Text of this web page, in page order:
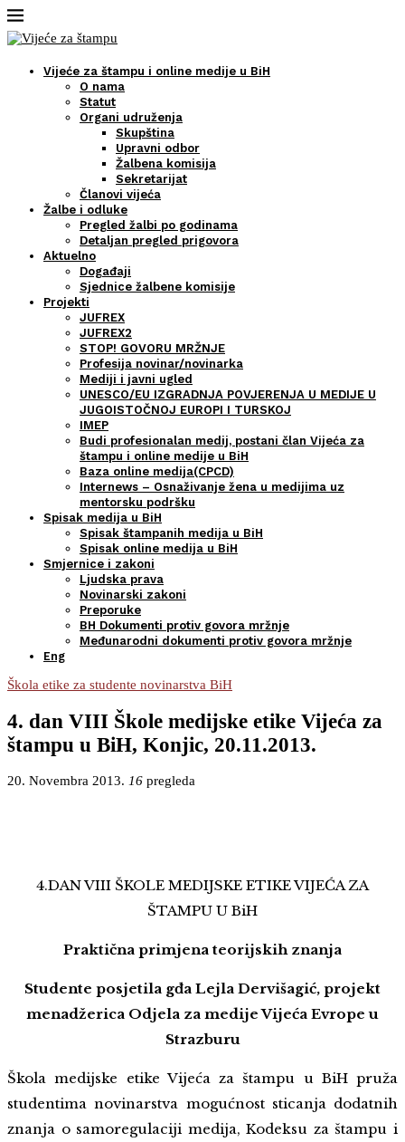
Vijeće za štampu i online medije u BiH
O nama
Statut
Organi udruženja
Skupština
Upravni odbor
Žalbena komisija
Sekretarijat
Članovi vijeća
Žalbe i odluke
Pregled žalbi po godinama
Detaljan pregled prigovora
Aktuelno
Događaji
Sjednice žalbene komisije
Projekti
JUFREX
JUFREX2
STOP! GOVORU MRŽNJE
Profesija novinar/novinarka
Mediji i javni ugled
UNESCO/EU IZGRADNJA POVJERENJA U MEDIJE U
JUGOISTOČNOJ EUROPI I TURSKOJ
IMEP
Budi profesionalan medij, postani član Vijeća za
štampu i online medije u BiH
Baza online medija(CPCD)
Internews – Osnaživanje žena u medijima uz
mentorsku podršku
Spisak medija u BiH
Spisak štampanih medija u BiH
Spisak online medija u BiH
Smjernice i zakoni
Ljudska prava
Novinarski zakoni
Preporuke
BH Dokumenti protiv govora mržnje
Međunarodni dokumenti protiv govora mržnje
Eng
Škola etike za studente novinarstva BiH
4. dan VIII Škole medijske etike Vijeća za
štampu u BiH, Konjic, 20.11.2013.
20. Novembra 2013. 16 pregleda
4.DAN VIII ŠKOLE MEDIJSKE ETIKE VIJEĆA ZA
ŠTAMPU U BiH
Praktična primjena teorijskih znanja
Studente posjetila gđa Lejla Dervišagić, projekt
menadžerica Odjela za medije Vijeća Evrope u
Strazburu
Škola medijske etike Vijeća za štampu u BiH pruža
studentima novinarstva mogućnost sticanja dodatnih
znanja o samoregulaciji medija, Kodeksu za štampu i